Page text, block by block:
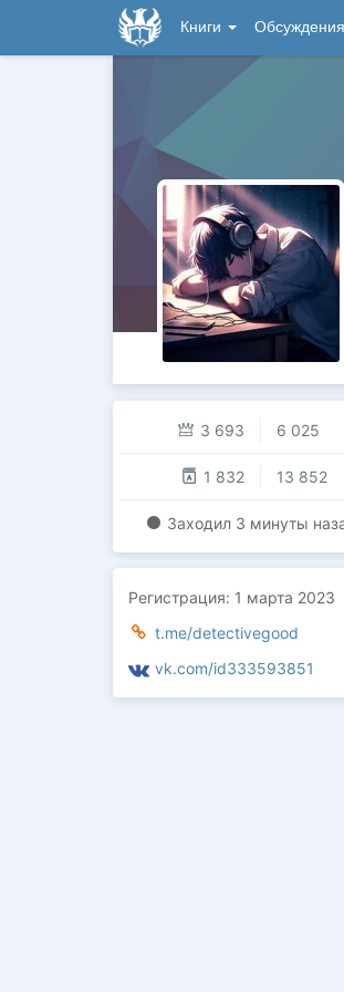
Книги Обсуждения
3 693 6 025
1 832 13 852
Заходил 3 минуты
Регистрация: 1 марта 2023
t.me/detectivegood
vk.com/id333593851
Выпускной маньяк